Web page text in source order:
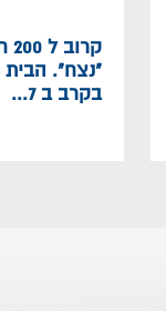
"נצח".
בקרב ב 7...